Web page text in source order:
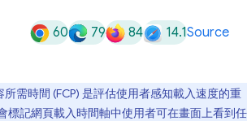
60 79 84 14.1Source
需時間 (FCP) 是評估使用者感知載入速度的重
標記網頁載入時間軸中使用者可在畫面上看到任